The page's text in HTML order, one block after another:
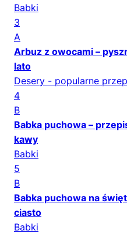
Babki
3
A
Arbuz z owocami –
lato
Desery - popularne
4
B
Babka puchowa –
kawy
Babki
5
B
Babka puchowa na
ciasto
Babki